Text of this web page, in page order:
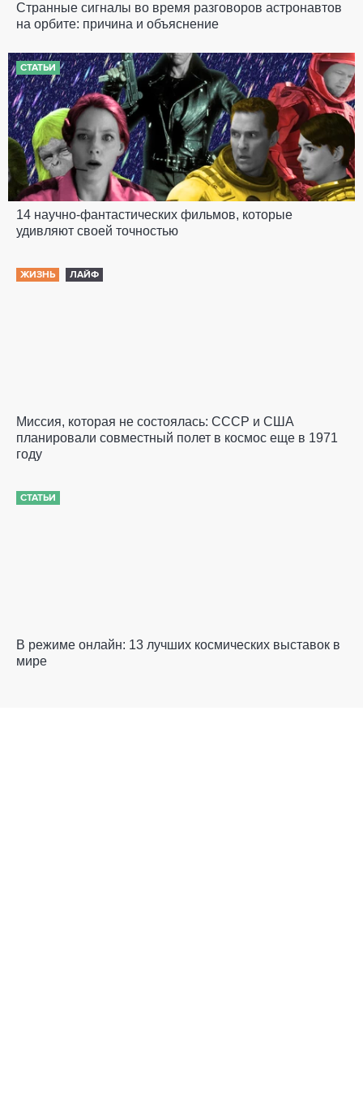
Странные сигналы во время разговоров астронавтов
на орбите: причина и объяснение
СТАТЬИ
14 научно-фантастических фильмов, которые
удивляют своей точностью
ЖИЗНЬ ЛАЙФ
Миссия, которая не состоялась: СССР и США
планировали совместный полет в космос еще в 1971
году
СТАТЬИ
В режиме онлайн: 13 лучших космических выставок в
мире